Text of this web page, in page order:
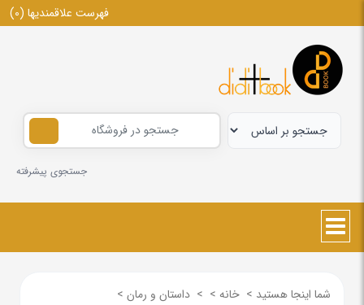
فهرست علاقمندیها (0)
جستجوی پیشرفته
شما اینجا هستید > خانه >
> داستان و رمان >